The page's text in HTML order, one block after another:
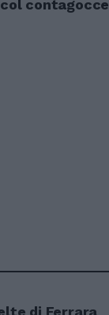
contagocce
di Ferrara